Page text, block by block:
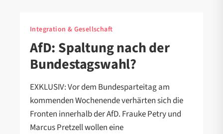
Integration & Gesellschaft
AfD: Spaltung nach der
Bundestagswahl?
EXKLUSIV: Vor dem Bundesparteitag am
kommenden Wochenende verhärten sich die
Fronten innerhalb der AfD. Frauke Petry und
Marcus Pretzell wollen eine